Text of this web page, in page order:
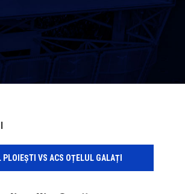
PLOIEȘTI VS ACS OȚELUL GALAȚI